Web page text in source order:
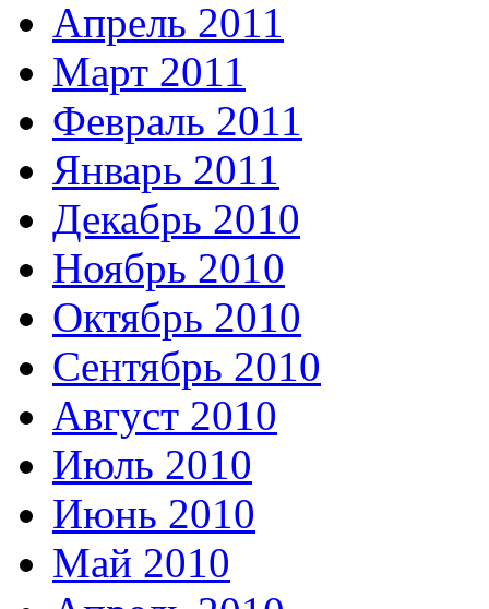
Апрель 2011
Март 2011
Февраль 2011
Январь 2011
Декабрь 2010
Ноябрь 2010
Октябрь 2010
Сентябрь 2010
Август 2010
Июль 2010
Июнь 2010
Май 2010